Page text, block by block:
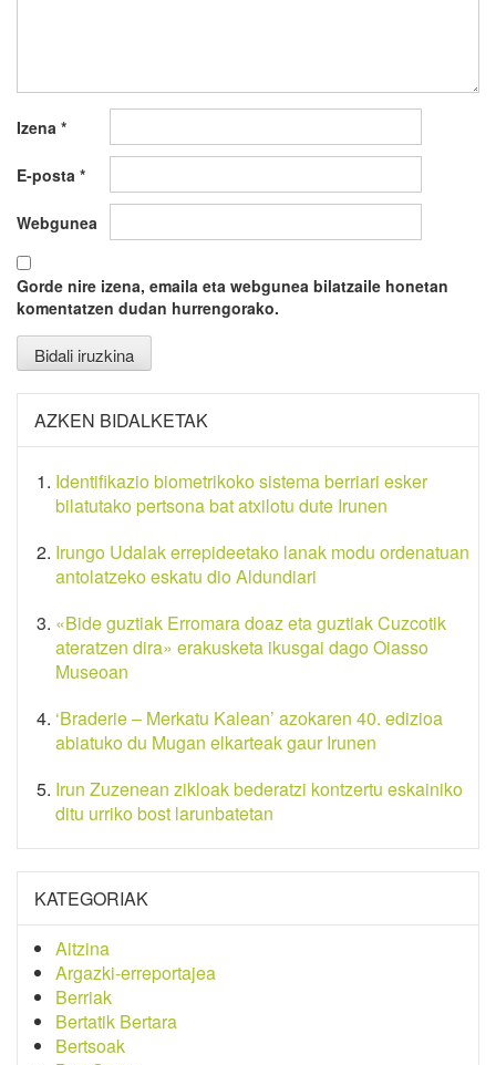
Izena *
E-posta *
Webgunea
Gorde nire izena, emaila eta webgunea bilatzaile honetan
komentatzen dudan hurrengorako.
AZKEN BIDALKETAK
Identifikazio biometrikoko sistema berriari esker
bilatutako pertsona bat atxilotu dute Irunen
Irungo Udalak errepideetako lanak modu ordenatuan
antolatzeko eskatu dio Aldundiari
«Bide guztiak Erromara doaz eta guztiak Cuzcotik
ateratzen dira» erakusketa ikusgai dago Oiasso
Museoan
‘Braderie – Merkatu Kalean’ azokaren 40. edizioa
abiatuko du Mugan elkarteak gaur Irunen
Irun Zuzenean zikloak bederatzi kontzertu eskainiko
ditu urriko bost larunbatetan
KATEGORIAK
Aitzina
Argazki-erreportajea
Berriak
Bertatik Bertara
Bertsoak